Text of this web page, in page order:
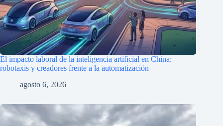
El impacto laboral de la inteligencia artificial en China:
robotaxis y creadores frente a la automatización
agosto 6, 2026